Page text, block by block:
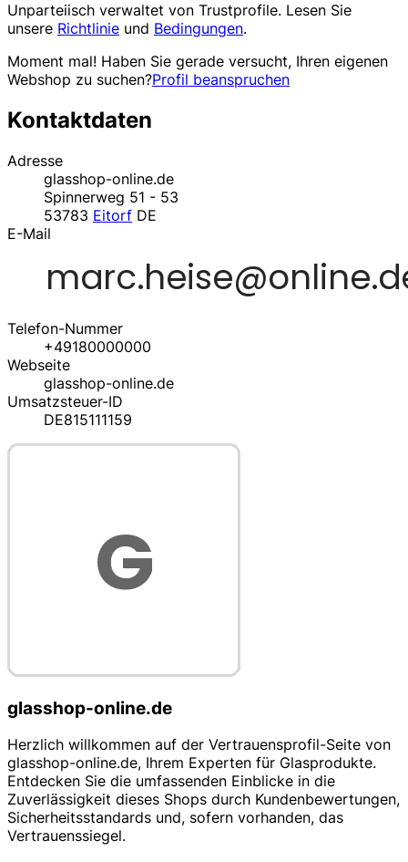
Unparteiisch verwaltet von Trustprofile. Lesen Sie
unsere Richtlinie und Bedingungen.
Moment mal! Haben Sie gerade versucht, Ihren eigenen
Webshop zu suchen?Profil beanspruchen
Kontaktdaten
Adresse
glasshop-online.de
Spinnerweg 51 - 53
53783 Eitorf DE
E-Mail
Telefon-Nummer
+49180000000
Webseite
glasshop-online.de
Umsatzsteuer-ID
DE815111159
glasshop-online.de
Herzlich willkommen auf der Vertrauensprofil-Seite von
glasshop-online.de, Ihrem Experten für Glasprodukte.
Entdecken Sie die umfassenden Einblicke in die
Zuverlässigkeit dieses Shops durch Kundenbewertungen,
Sicherheitsstandards und, sofern vorhanden, das
Vertrauenssiegel.